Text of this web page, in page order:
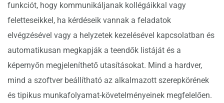
funkciót, hogy kommunikáljanak kollégáikkal vagy
feletteseikkel, ha kérdéseik vannak a feladatok
elvégzésével vagy a helyzetek kezelésével kapcsolatban és
automatikusan megkapják a teendők listáját és a
képernyőn megjeleníthető utasításokat. Mind a hardver,
mind a szoftver beállítható az alkalmazott szerepkörének
és tipikus munkafolyamat-követelményeinek megfelelően.